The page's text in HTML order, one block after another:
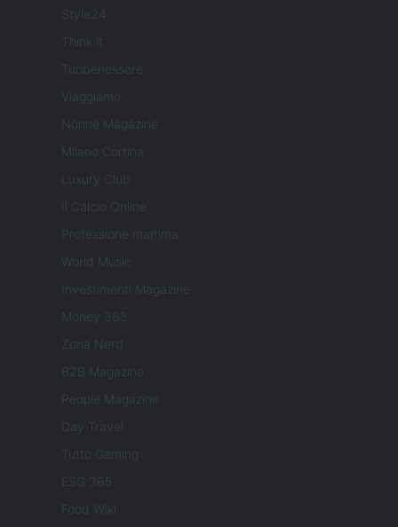
Style24
Think.it
Tuobenessere
Viaggiamo
Nonne Magazine
Milano Cortina
Luxury Club
Il Calcio Online
Professione mamma
World Music
Investimenti Magazine
Money 365
Zona Nerd
B2B Magazine
People Magazine
Day Travel
Tutto Gaming
ESG 365
Food Wiki